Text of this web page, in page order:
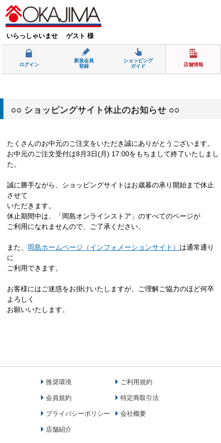
いらっしゃいませ ゲスト 様
ログイン
新規会員
登録
ショッピング
ガイド
店舗情報
○○ ショッピングサイト休止のお知らせ ○○
たくさんのお中元のご注文をいただき誠にありがとうございます。
お中元のご注文受付は8月3日(月) 17:00をもちまして終了いたしまし
た。
誠に勝手ながら、ショッピングサイトはお歳暮の承り開始まで休止
させて
いただきます。
休止期間中は、「岡島オンラインストア」のすべてのページが
ご利用になれませんので、ご了承ください。
また、 岡島ホームページ（インフォメーションサイト） は通常通り
に
ご利用できます。
お客様にはご迷惑をお掛けいたしますが、ご理解ご協力のほど何卒
よろしく
お願いいたします。
推奨環境 ご利用規約
会員規約 特定商取引法
プライバシーポリシー 会社概要
店舗紹介